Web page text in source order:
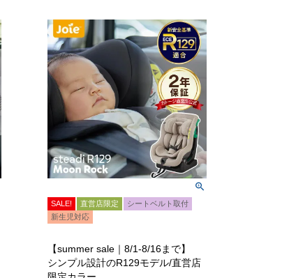
SALE! 直営店限定
シートベルト取付
新生児対応
【summer sale｜8/1-8/16まで】
シンプル設計のR129モデル/直営店